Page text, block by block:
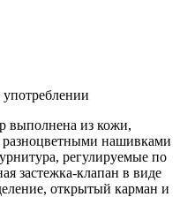
выполнена из кожи,
нашивками
регулируемые по
застежка-клапан в виде
открытый карман и